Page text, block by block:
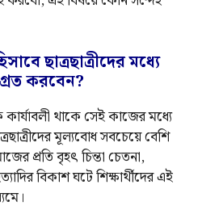
ছাত্রছাত্রীদের মধ্যে
করবেন?
থাকে সেই কাজের মধ্যে
মূল্যবোধ সবচেয়ে বেশি
প্রতি বৃহৎ চিন্তা চেতনা,
বিকাশ ঘটে শিক্ষার্থীদের এই